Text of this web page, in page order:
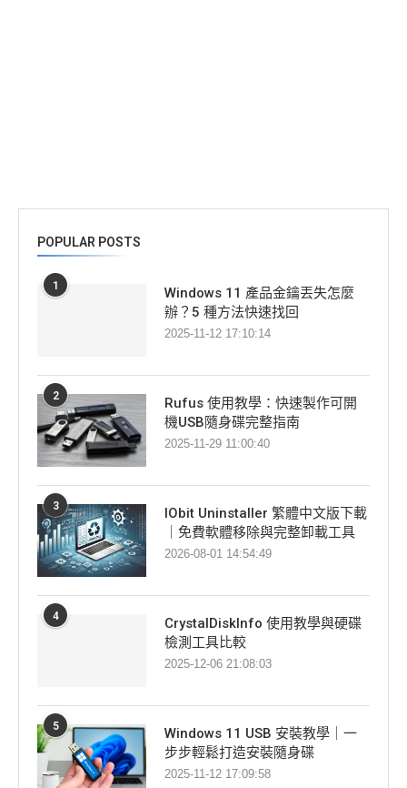
POPULAR POSTS
1
Windows 11 產品金鑰丟失怎麼
辦？5 種方法快速找回
2025-11-12 17:10:14
2
Rufus 使用教學：快速製作可開
機USB隨身碟完整指南
2025-11-29 11:00:40
3
IObit Uninstaller 繁體中文版下載
｜免費軟體移除與完整卸載工具
2026-08-01 14:54:49
4
CrystalDiskInfo 使用教學與硬碟
檢測工具比較
2025-12-06 21:08:03
5
Windows 11 USB 安裝教學｜一
步步輕鬆打造安裝隨身碟
2025-11-12 17:09:58